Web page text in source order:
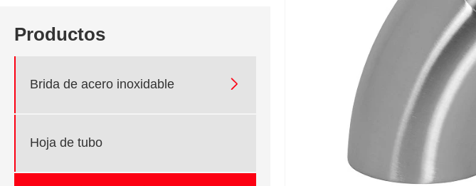
Productos
Brida de acero inoxidable 
Hoja de tubo